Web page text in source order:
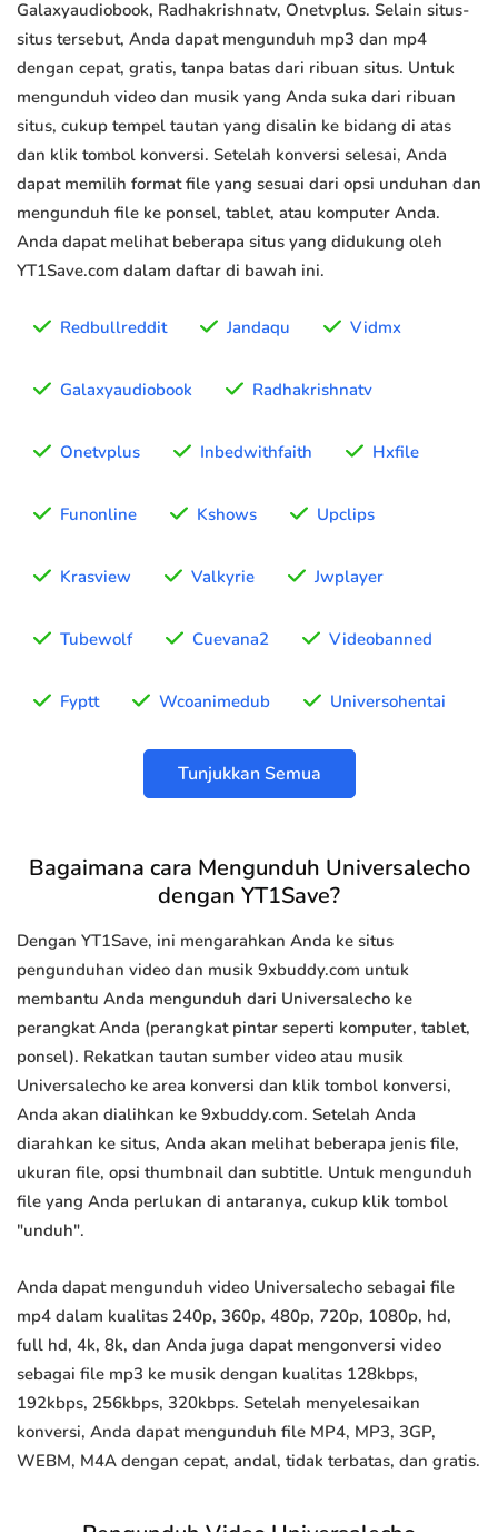
Galaxyaudiobook, Radhakrishnatv, Onetvplus. Selain situs-
situs tersebut, Anda dapat mengunduh mp3 dan mp4
dengan cepat, gratis, tanpa batas dari ribuan situs. Untuk
mengunduh video dan musik yang Anda suka dari ribuan
situs, cukup tempel tautan yang disalin ke bidang di atas
dan klik tombol konversi. Setelah konversi selesai, Anda
dapat memilih format file yang sesuai dari opsi unduhan dan
mengunduh file ke ponsel, tablet, atau komputer Anda.
Anda dapat melihat beberapa situs yang didukung oleh
YT1Save.com dalam daftar di bawah ini.
Redbullreddit Jandaqu Vidmx
Galaxyaudiobook Radhakrishnatv
Onetvplus Inbedwithfaith Hxfile
Funonline Kshows Upclips
Krasview Valkyrie Jwplayer
Tubewolf Cuevana2 Videobanned
Fyptt Wcoanimedub Universohentai
Tunjukkan Semua
Bagaimana cara Mengunduh Universalecho
dengan YT1Save?
Dengan YT1Save, ini mengarahkan Anda ke situs
pengunduhan video dan musik 9xbuddy.com untuk
membantu Anda mengunduh dari Universalecho ke
perangkat Anda (perangkat pintar seperti komputer, tablet,
ponsel). Rekatkan tautan sumber video atau musik
Universalecho ke area konversi dan klik tombol konversi,
Anda akan dialihkan ke 9xbuddy.com. Setelah Anda
diarahkan ke situs, Anda akan melihat beberapa jenis file,
ukuran file, opsi thumbnail dan subtitle. Untuk mengunduh
file yang Anda perlukan di antaranya, cukup klik tombol
"unduh".
Anda dapat mengunduh video Universalecho sebagai file
mp4 dalam kualitas 240p, 360p, 480p, 720p, 1080p, hd,
full hd, 4k, 8k, dan Anda juga dapat mengonversi video
sebagai file mp3 ke musik dengan kualitas 128kbps,
192kbps, 256kbps, 320kbps. Setelah menyelesaikan
konversi, Anda dapat mengunduh file MP4, MP3, 3GP,
WEBM, M4A dengan cepat, andal, tidak terbatas, dan gratis.